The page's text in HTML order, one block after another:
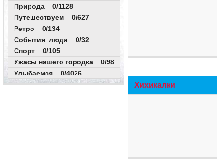
Природа 0/1128
Путешествуем 0/627
Ретро 0/134
События, люди 0/32
Спорт 0/105
Ужасы нашего городка 0/98
Улыбаемся 0/4026
Хихикалки